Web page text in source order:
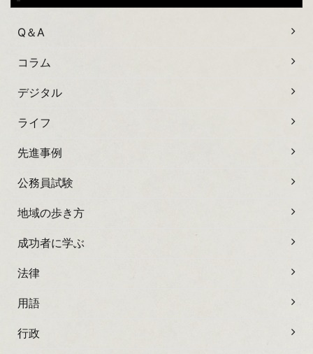
Q＆A
コラム
デジタル
ライフ
先進事例
公務員試験
地域の歩き方
成功者に学ぶ
法律
用語
行政